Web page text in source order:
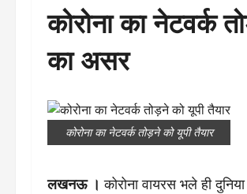
कोरोना का नेटवर्क
का असर
कोरोना का नेटवर्क तोड़ने को यूपी तैयार
लखनऊ । कोरोना वायरस भले ही